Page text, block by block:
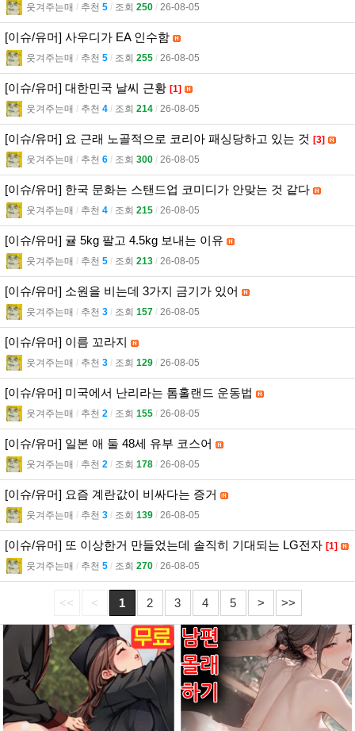
웃겨주는매 l 추천 5 l 조회 250 l 26-08-05
[이슈/유머] 사우디가 EA 인수함
웃겨주는매 l 추천 5 l 조회 255 l 26-08-05
[이슈/유머] 대한민국 날씨 근황 [1]
웃겨주는매 l 추천 4 l 조회 214 l 26-08-05
[이슈/유머] 요 근래 노골적으로 코리아 패싱당하고 있는 것 [3]
웃겨주는매 l 추천 6 l 조회 300 l 26-08-05
[이슈/유머] 한국 문화는 스탠드업 코미디가 안맞는 것 같다
웃겨주는매 l 추천 4 l 조회 215 l 26-08-05
[이슈/유머] 귤 5kg 팔고 4.5kg 보내는 이유
웃겨주는매 l 추천 5 l 조회 213 l 26-08-05
[이슈/유머] 소원을 비는데 3가지 금기가 있어
웃겨주는매 l 추천 3 l 조회 157 l 26-08-05
[이슈/유머] 이름 꼬라지
웃겨주는매 l 추천 3 l 조회 129 l 26-08-05
[이슈/유머] 미국에서 난리라는 톰홀랜드 운동법
웃겨주는매 l 추천 2 l 조회 155 l 26-08-05
[이슈/유머] 일본 애 둘 48세 유부 코스어
웃겨주는매 l 추천 2 l 조회 178 l 26-08-05
[이슈/유머] 요즘 계란값이 비싸다는 증거
웃겨주는매 l 추천 3 l 조회 139 l 26-08-05
[이슈/유머] 또 이상한거 만들었는데 솔직히 기대되는 LG전자 [1]
웃겨주는매 l 추천 5 l 조회 270 l 26-08-05
<< < 1 2 3 4 5 > >>